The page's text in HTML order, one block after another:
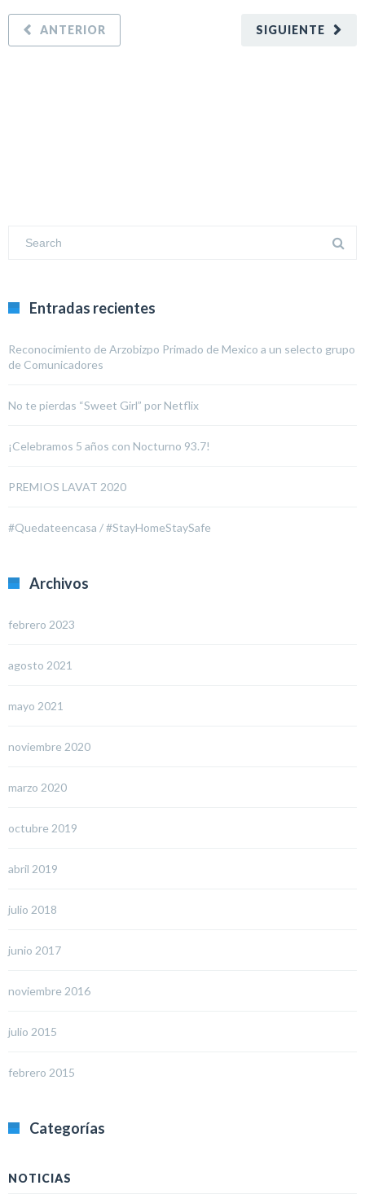
SIGUIENTE
ANTERIOR
Entradas recientes
Reconocimiento de Arzobizpo Primado de Mexico a un selecto grupo
de Comunicadores
No te pierdas “Sweet Girl” por Netflix
¡Celebramos 5 años con Nocturno 93.7!
PREMIOS LAVAT 2020
#Quedateencasa / #StayHomeStaySafe
Archivos
febrero 2023
agosto 2021
mayo 2021
noviembre 2020
marzo 2020
octubre 2019
abril 2019
julio 2018
junio 2017
noviembre 2016
julio 2015
febrero 2015
Categorías
NOTICIAS